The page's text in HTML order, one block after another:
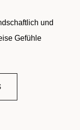
und
Gefühle